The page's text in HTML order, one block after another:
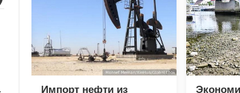
Импорт нефти из